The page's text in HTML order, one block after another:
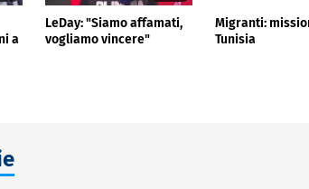
a
LeDay: "Siamo affamati,
vogliamo vincere"
Migranti:
Tunisia